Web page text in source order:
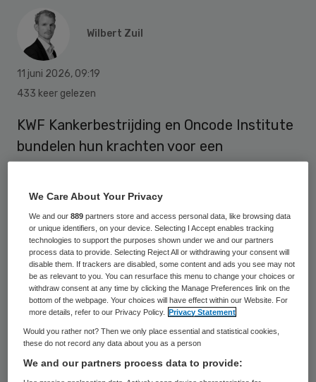
Wilbert Zuil
11 juni 2026, 09:19
433 keer gelezen
KWF Kankerbestrijding en Oncode Institute
bundelen hun krachten voor een
toekomstbestendige aanpak van
kankeronderzoek in Nederland.
Oncode is een Nederlands instituut dat zich
richt op het versnellen van doorbraken in
kankeronderzoek.
Het doel is dat KWF en Oncode Institute
aanzienlijk meer onderzoeksgroepen
vijfjarige financiering geven, en
We Care About Your Privacy
We and our889 partners store and access personal data, like browsing data
or unique identifiers, on your device. Selecting I Accept enables tracking
technologies to support the purposes shown under we and our partners
process data to provide. Selecting Reject All or withdrawing your consent will
disable them. If trackers are disabled, some content and ads you see may not
be as relevant to you. You can resurface this menu to change your choices or
withdraw consent at any time by clicking the Manage Preferences link on the
bottom of the webpage. Your choices will have effect within our Website. For
more details, refer to our Privacy Policy.
Privacy Statement
Would you rather not? Then we only place essential and statistical cookies,
these do not record any data about you as a person
We and our partners process data to provide: